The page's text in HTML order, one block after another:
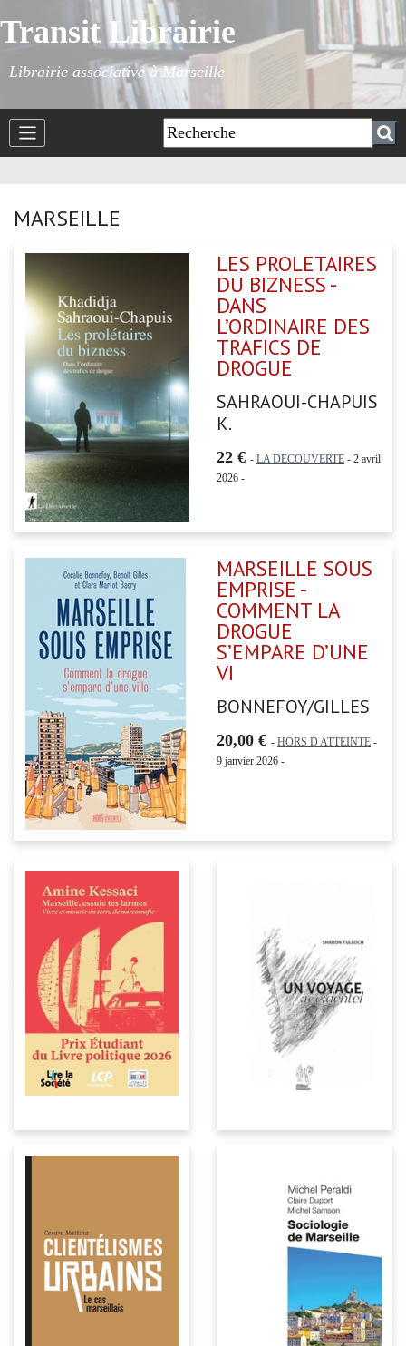
Transit Librairie
Librairie associative à Marseille
MARSEILLE
LES PROLETAIRES
DU BIZNESS -
DANS
L’ORDINAIRE DES
TRAFICS DE
DROGUE
SAHRAOUI-CHAPUIS
K.
22 € - LA DECOUVERTE - 2 avril
2026 -
MARSEILLE SOUS
EMPRISE -
COMMENT LA
DROGUE
S’EMPARE D’UNE
VI
BONNEFOY/GILLES
20,00 € - HORS D ATTEINTE -
9 janvier 2026 -